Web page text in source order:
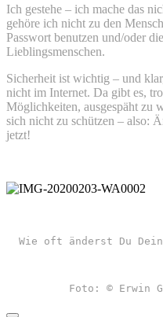
Ich gestehe – ich mache das
gehöre ich nicht zu den
Passwort benutzen und/oder
Lieblingsmenschen.
Sicherheit ist wichtig – und
nicht im Internet. Da gibt es,
Möglichkeiten, ausgespäht zu
sich nicht zu schützen – also:
jetzt!
Wie oft änderst Du
Foto: © Erwin